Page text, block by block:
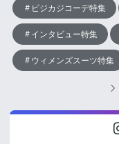
ビジカジコーデ特集
インタビュー特集
ウィメンズスーツ特集